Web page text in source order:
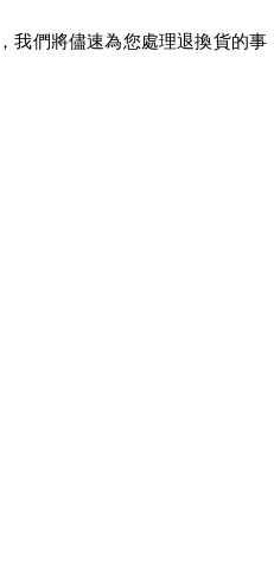
我們將儘速為您處理退換貨的事